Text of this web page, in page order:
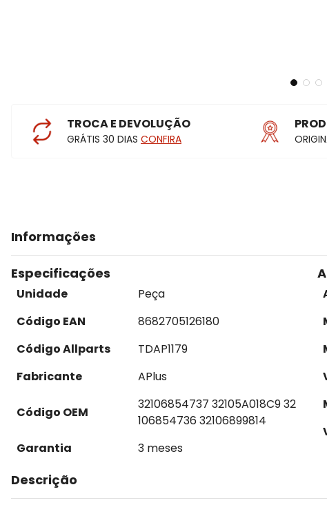
TROCA E DEVOLUÇÃO
GRÁTIS 30 DIAS CONFIRA
Informações
Especificações
Unidade
Peça
Código EAN
8682705126180
Código Allparts
TDAP1179
Fabricante
APlus
Código OEM
32106854737 32105A018C9 32
106854736 32106899814
Garantia
3 meses
Descrição